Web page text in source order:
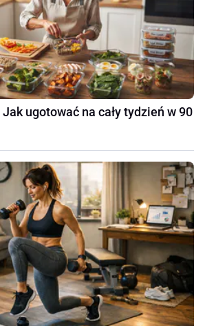
ugotować na cały tydzień w 90